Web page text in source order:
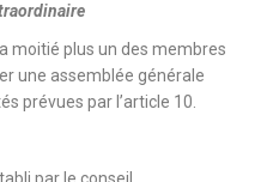
moitié plus un des membres
une assemblée générale
prévues par l’article 10.